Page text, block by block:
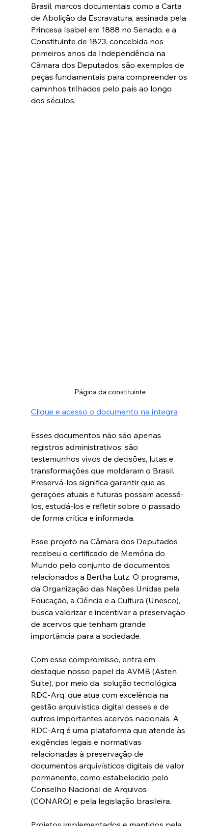
Brasil, marcos documentais como a Carta
de Abolição da Escravatura, assinada pela
Princesa Isabel em 1888 no Senado, e a
Constituinte de 1823, concebida nos
primeiros anos da Independência na
Câmara dos Deputados, são exemplos de
peças fundamentais para compreender os
caminhos trilhados pelo país ao longo
dos séculos.
Página da constituinte
Clique e acesso o documento na integra
Esses documentos não são apenas
registros administrativos: são
testemunhos vivos de decisões, lutas e
transformações que moldaram o Brasil.
Preservá-los significa garantir que as
gerações atuais e futuras possam acessá-
los, estudá-los e refletir sobre o passado
de forma crítica e informada.
Esse projeto na Câmara dos Deputados
recebeu o certificado de Memória do
Mundo pelo conjunto de documentos
relacionados a Bertha Lutz. O programa,
da Organização das Nações Unidas pela
Educação, a Ciência e a Cultura (Unesco),
busca valorizar e incentivar a preservação
de acervos que tenham grande
importância para a sociedade.
Com esse compromisso, entra em
destaque nosso papel da AVMB (Asten
Suite), por meio da  solução tecnológica
RDC-Arq, que atua com excelência na
gestão arquivística digital desses e de
outros importantes acervos nacionais. A
RDC-Arq é uma plataforma que atende às
exigências legais e normativas
relacionadas à preservação de
documentos arquivísticos digitais de valor
permanente, como estabelecido pelo
Conselho Nacional de Arquivos
(CONARQ) e pela legislação brasileira.